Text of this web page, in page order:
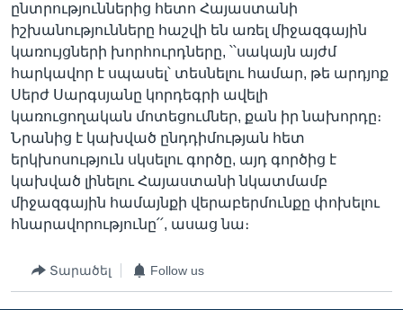
ընտրություններից հետո Հայաստանի
իշխանությունները հաշվի են առել միջազգային
կառույցների խորհուրդները, ՝՝սակայն այժմ
հարկավոր է սպասել՝ տեսնելու համար, թե արդյոք
Սերժ Սարգսյանը կորդեգրի ավելի
կառուցողական մոտեցումներ, քան իր նախորդը։
Նրանից է կախված ընդդիմության հետ
երկխոսություն սկսելու գործը, այդ գործից է
կախված լինելու Հայաստանի նկատմամբ
միջազգային համայնքի վերաբերմունքը փոխելու
հնարավորությունը՛՛, ասաց նա։
Տարածել Follow us